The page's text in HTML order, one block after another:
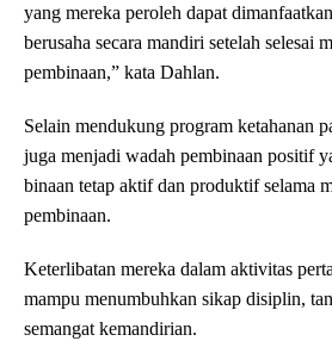
yang mereka peroleh dapat
berusaha secara mandiri setelah selesai
pembinaan,” kata Dahlan.
Selain mendukung program ketahanan
juga menjadi wadah pembinaan positif
binaan tetap aktif dan produktif selama
pembinaan.
Keterlibatan mereka dalam aktivitas
mampu menumbuhkan sikap disiplin,
semangat kemandirian.